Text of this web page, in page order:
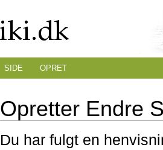
Opretter Endre
Du har fulgt en
SIDE OPRET